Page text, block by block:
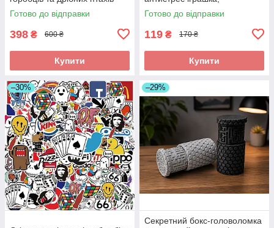
14×12×15 см
Готово до відправки
398 ₴ 600 ₴
Купити
кишеньковий спінер, спінер
для дітей та дорослих
Готово до відправки
119 ₴ 170 ₴
Купити
–30% –29%
Секретний бокс-головоломка